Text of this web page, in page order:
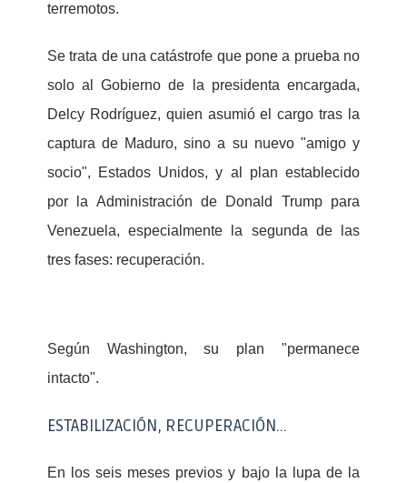
terremotos.
Se trata de una catástrofe que pone a prueba no
solo al Gobierno de la presidenta encargada,
Delcy Rodríguez, quien asumió el cargo tras la
captura de Maduro, sino a su nuevo "amigo y
socio", Estados Unidos, y al plan establecido
por la Administración de Donald Trump para
Venezuela, especialmente la segunda de las
tres fases: recuperación.
Según Washington, su plan "permanece
intacto".
ESTABILIZACIÓN, RECUPERACIÓN...
En los seis meses previos y bajo la lupa de la